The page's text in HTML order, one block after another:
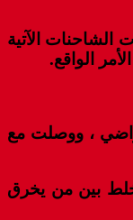
الآتية
الواقع.
، ووصلت مع
بين من يخرق